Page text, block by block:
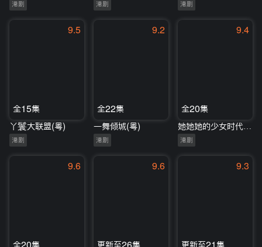
港剧 港剧 港剧
9.5
全15集
丫鬟大联盟(粤)
港剧
9.2
全22集
一舞倾城(粤)
港剧
9.4
全20集
港剧
9.6
全20集
9.6
更新至26集
9.3
更新至21集